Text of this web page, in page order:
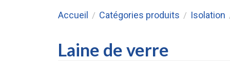
Accueil / Catégories produits / Isolation
Laine de verre